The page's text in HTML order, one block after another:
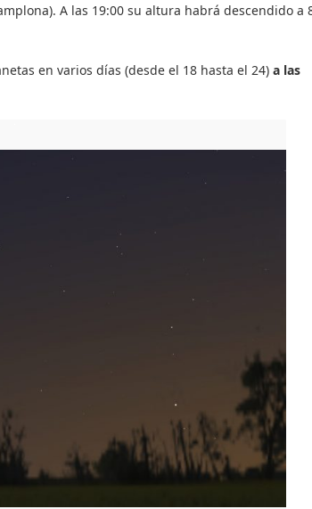
A las 19:00 su altura habrá descendido a
en varios días (desde el 18 hasta el 24) a las